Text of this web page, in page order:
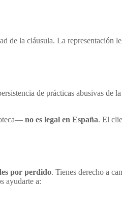
de la cláusula. La representación
de prácticas abusivas de
no es legal en España. El
por perdido. Tienes derecho a
ayudarte a: